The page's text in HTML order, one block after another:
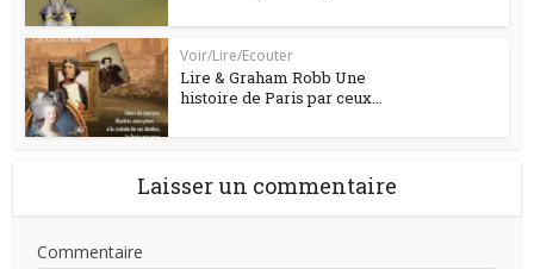
Voir/Lire/Ecouter
Lire & Graham Robb Une
histoire de Paris par ceux...
Laisser un commentaire
Commentaire